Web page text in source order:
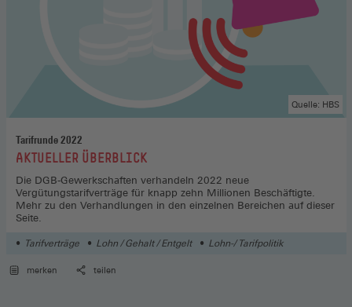
Tarifrunde 2022
:AKTUELLER ÜBERBLICK
Die DGB-Gewerkschaften verhandeln 2022 neue
Vergütungstarifverträge für knapp zehn Millionen Beschäftigte.
Mehr zu den Verhandlungen in den einzelnen Bereichen auf dieser
Seite.
Quelle: HBS
Tarifverträge Lohn / Gehalt / Entgelt Lohn-/ Tarifpolitik
merken teilen